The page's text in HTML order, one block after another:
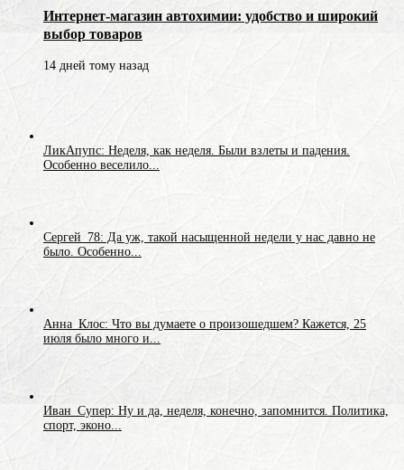
Интернет-магазин автохимии: удобство и широкий
выбор товаров
14 дней тому назад
ЛикАпупс: Неделя, как неделя. Были взлеты и падения.
Особенно веселило...
Сергей_78: Да уж, такой насыщенной недели у нас давно не
было. Особенно...
Анна_Клос: Что вы думаете о произошедшем? Кажется, 25
июля было много и...
Иван_Супер: Ну и да, неделя, конечно, запомнится. Политика,
спорт, эконо...